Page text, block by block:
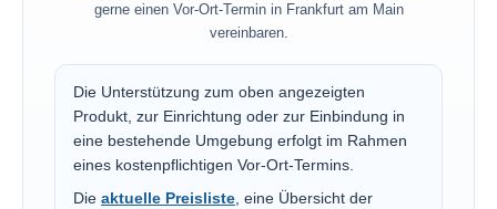
gerne einen Vor-Ort-Termin in Frankfurt am Main
vereinbaren.
Die Unterstützung zum oben angezeigten
Produkt, zur Einrichtung oder zur Einbindung in
eine bestehende Umgebung erfolgt im Rahmen
eines kostenpflichtigen Vor-Ort-Termins.
Die aktuelle Preisliste, eine Übersicht der